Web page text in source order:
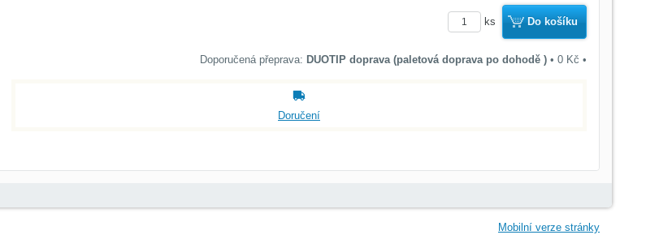
ks Do košíku
DUOTIP doprava (paletová doprava po dohodě ) • 0 Kč •
Doručení
Mobilní verze stránky